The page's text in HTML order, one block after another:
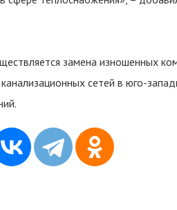
замена изношенных
сетей в юго-